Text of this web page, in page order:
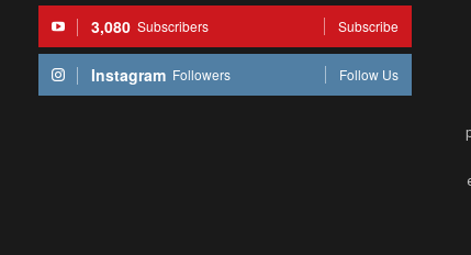
3,080 Subscribers Subscribe
Instagram Followers Follow Us